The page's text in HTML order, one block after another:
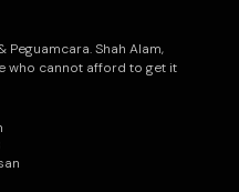
Shah Alam,
who cannot afford to get it